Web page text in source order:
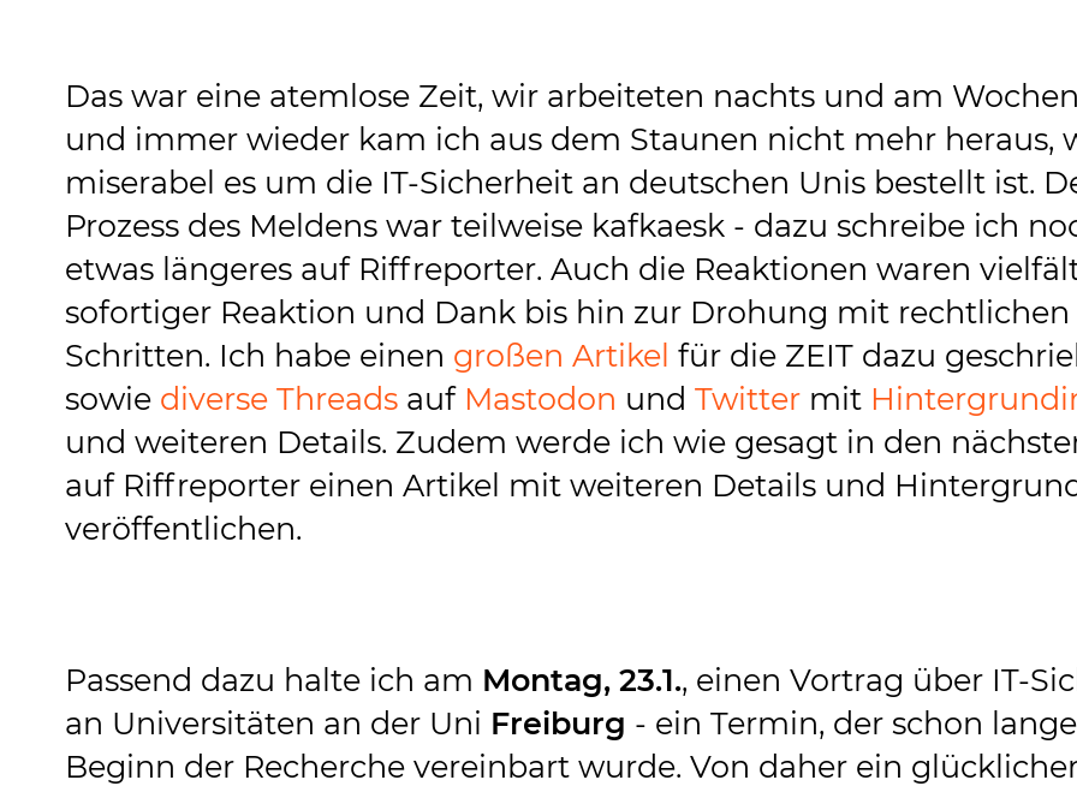
Das war eine atemlose Zeit, wir arbeiteten nachts und am
und immer wieder kam ich aus dem Staunen nicht mehr heraus,
miserabel es um die IT-Sicherheit an deutschen Unis bestellt ist.
Prozess des Meldens war teilweise kafkaesk - dazu schreibe ich
etwas längeres auf Riffreporter. Auch die Reaktionen waren
sofortiger Reaktion und Dank bis hin zur Drohung mit rechtlichen
Schritten. Ich habe einen großen Artikel für die ZEIT dazu
sowie diverse Threads auf Mastodon und Twittermit
und weiteren Details. Zudem werde ich wie gesagt in den
auf Riffreporter einen Artikel mit weiteren Details und
veröffentlichen.
Passend dazu halte ich am Montag, 23.1., einen Vortrag über IT-
an Universitäten an der Uni Freiburg - ein Termin, der schon
Beginn der Recherche vereinbart wurde. Von daher ein